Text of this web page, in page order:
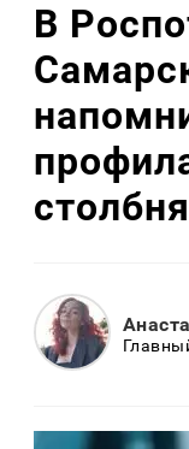
В